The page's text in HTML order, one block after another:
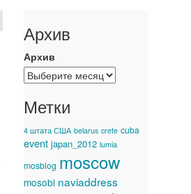
Архив
Архив
Метки
4 штата США belarus crete cuba
event japan_2012 lumia
mosblog moscow
mosobl naviaddress